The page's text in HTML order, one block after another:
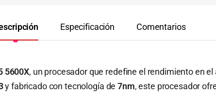
Especificación Comentarios
5600X, un procesador que redefine el rendimiento en
y fabricado con tecnología de7nm, este procesador